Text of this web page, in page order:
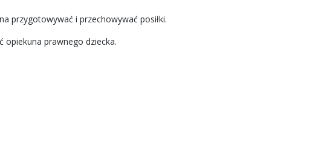
przygotowywać i przechowywać posiłki.
opiekuna prawnego dziecka.